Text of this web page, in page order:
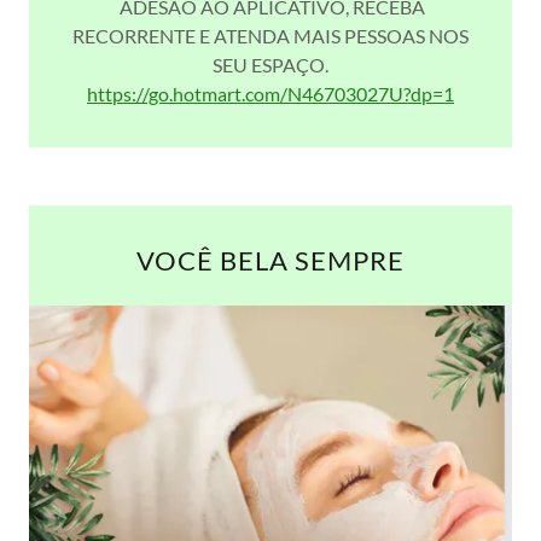
ADESÃO AO APLICATIVO, RECEBA
RECORRENTE E ATENDA MAIS PESSOAS NOS
SEU ESPAÇO.
https://go.hotmart.com/N46703027U?dp=1
VOCÊ BELA SEMPRE